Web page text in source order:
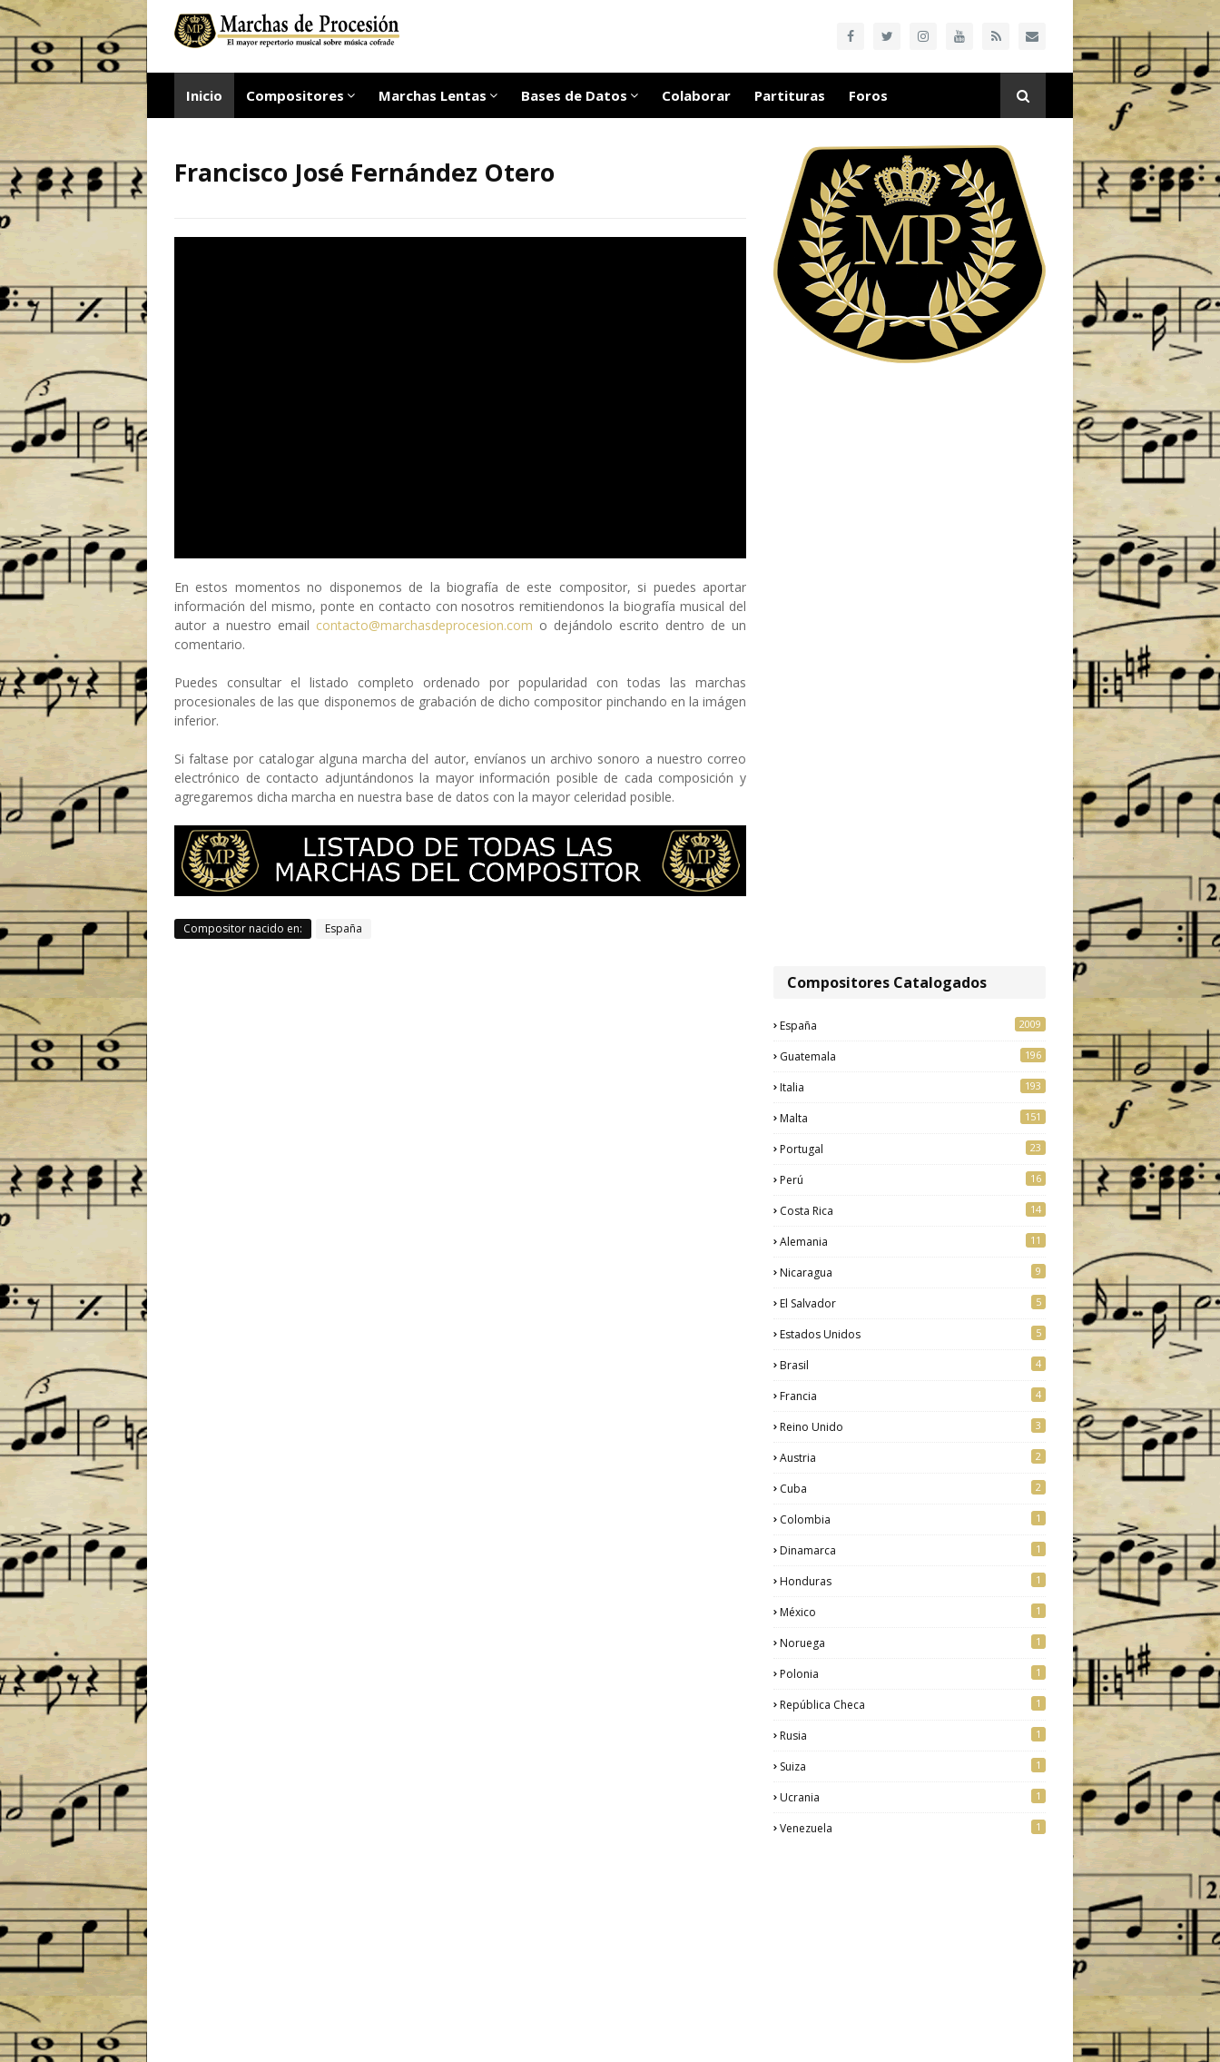
Inicio Compositores Marchas Lentas Bases de Datos Colaborar Partituras Foros
Francisco José Fernández Otero
En estos momentos no disponemos de la biografía de este compositor, si puedes aportar
información del mismo, ponte en contacto con nosotros remitiendonos la biografía musical del
autor a nuestro email contacto@marchasdeprocesion.com o dejándolo escrito dentro de un
comentario.
Puedes consultar el listado completo ordenado por popularidad con todas las marchas
procesionales de las que disponemos de grabación de dicho compositor pinchando en la imágen
inferior.
Si faltase por catalogar alguna marcha del autor, envíanos un archivo sonoro a nuestro correo
electrónico de contacto adjuntándonos la mayor información posible de cada composición y
agregaremos dicha marcha en nuestra base de datos con la mayor celeridad posible.
Compositor nacido en: España
Compositores Catalogados
España 2009
Guatemala 196
Italia 193
Malta 151
Portugal 23
Perú 16
Costa Rica 14
Alemania 11
Nicaragua 9
El Salvador 5
Estados Unidos 5
Brasil 4
Francia 4
Reino Unido 3
Austria 2
Cuba 2
Colombia 1
Dinamarca 1
Honduras 1
México 1
Noruega 1
Polonia 1
República Checa 1
Rusia 1
Suiza 1
Ucrania 1
Venezuela 1